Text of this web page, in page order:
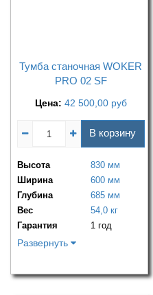
Тумба станочная WOKER
PRO 02 SF
Цена: 42 500,00 руб
В корзину
Высота
830 мм
Ширина
600 мм
Глубина
685 мм
Вес
54,0 кг
Гарантия
1 год
Развернуть